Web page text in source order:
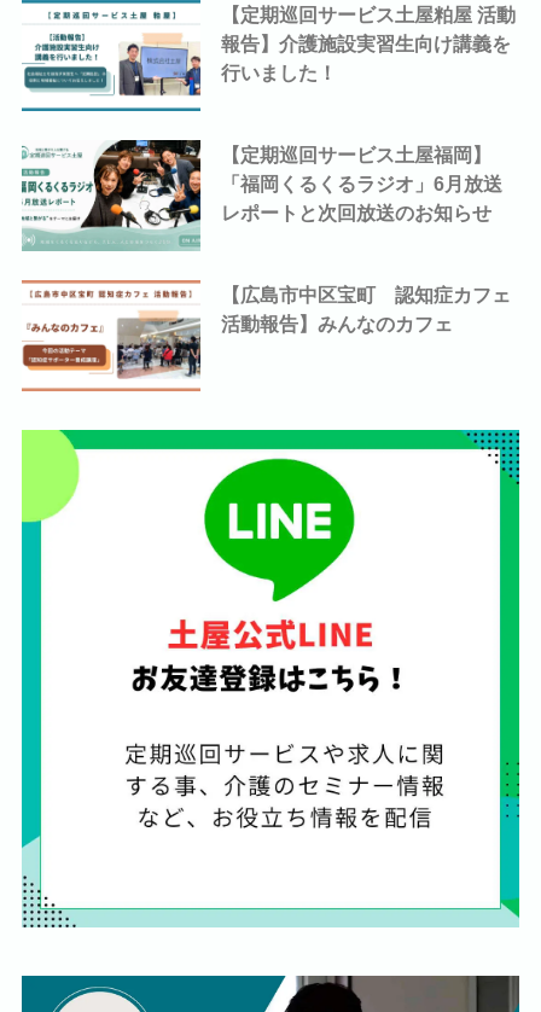
【定期巡回サービス土屋粕屋 活動
報告】介護施設実習生向け講義を
行いました！
【定期巡回サービス土屋福岡】
「福岡くるくるラジオ」6月放送
レポートと次回放送のお知らせ
【広島市中区宝町 認知症カフェ
活動報告】みんなのカフェ